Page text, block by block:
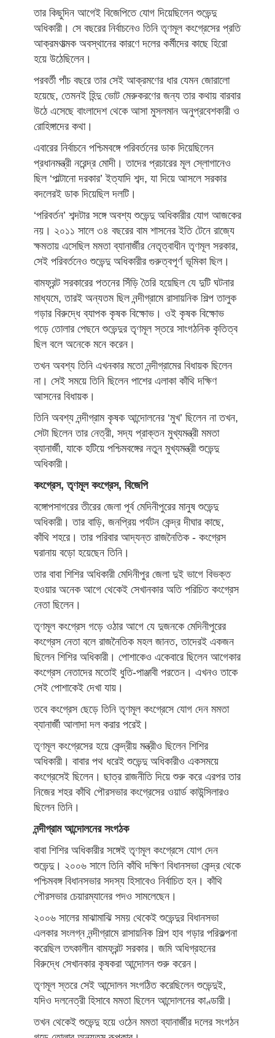
তার কিছুদিন আগেই বিজেপিতে যোগ দিয়েছিলেন শুভেন্দু
অধিকারী। সে বছরের নির্বাচনেও তিনি তৃণমূল কংগ্রেসের প্রতি
আক্রমণাত্মক অবস্থানের কারণে দলের কর্মীদের কাছে হিরো
হয়ে উঠেছিলেন।
পরবর্তী পাঁচ বছরে তার সেই আক্রমণের ধার যেমন জোরালো
হয়েছে, তেমনই হিন্দু ভোট মেরুকরণের জন্য তার কথায় বারবার
উঠে এসেছে বাংলাদেশ থেকে আসা মুসলমান অনুপ্রবেশকারী ও
রোহিঙ্গাদের কথা।
এবারের নির্বাচনে পশ্চিমবঙ্গে পরিবর্তনের ডাক দিয়েছিলেন
প্রধানমন্ত্রী নরেন্দ্র মোদী। তাদের প্রচারের মূল স্লোগানেও
ছিল ‘পাল্টানো দরকার’ ইত্যাদি শব্দ, যা দিয়ে আসলে সরকার
বদলেরই ডাক দিয়েছিল দলটি।
‘পরিবর্তন’ শব্দটার সঙ্গে অবশ্য শুভেন্দু অধিকারীর যোগ আজকের
নয়। ২০১১ সালে ৩৪ বছরের বাম শাসনের ইতি টেনে রাজ্যে
ক্ষমতায় এসেছিল মমতা ব্যানার্জীর নেতৃত্বাধীন তৃণমূল সরকার,
সেই পরিবর্তনেও শুভেন্দু অধিকারীর গুরুত্বপূর্ণ ভূমিকা ছিল।
বামফ্রন্ট সরকারের পতনের সিঁড়ি তৈরি হয়েছিল যে দুটি ঘটনার
মাধ্যমে, তারই অন্যতম ছিল নন্দীগ্রামে রাসায়নিক শিল্প তালুক
গড়ার বিরুদ্ধে ব্যাপক কৃষক বিক্ষোভ। ওই কৃষক বিক্ষোভ
গড়ে তোলার পেছনে শুভেন্দুর তৃণমূল স্তরে সাংগঠনিক কৃতিত্ব
ছিল বলে অনেকে মনে করেন।
তখন অবশ্য তিনি এখনকার মতো নন্দীগ্রামের বিধায়ক ছিলেন
না। সেই সময়ে তিনি ছিলেন পাশের এলাকা কাঁথি দক্ষিণ
আসনের বিধায়ক।
তিনি অবশ্য নন্দীগ্রাম কৃষক আন্দোলনের ‘মুখ’ ছিলেন না তখন,
সেটা ছিলেন তার নেত্রী, সদ্য প্রাক্তন মুখ্যমন্ত্রী মমতা
ব্যানার্জী, যাকে হটিয়ে পশ্চিমবঙ্গের নতুন মুখ্যমন্ত্রী শুভেন্দু
অধিকারী।
কংগ্রেস, তৃণমূল কংগ্রেস, বিজেপি
বঙ্গোপসাগরের তীরের জেলা পূর্ব মেদিনীপুরের মানুষ শুভেন্দু
অধিকারী। তার বাড়ি, জনপ্রিয় পর্যটন কেন্দ্র দীঘার কাছে,
কাঁথি শহরে। তার পরিবার আদ্যন্ত রাজনৈতিক - কংগ্রেস
ঘরানায় বড়ো হয়েছেন তিনি।
তার বাবা শিশির অধিকারী মেদিনীপুর জেলা দুই ভাগে বিভক্ত
হওয়ার অনেক আগে থেকেই সেখানকার অতি পরিচিত কংগ্রেস
নেতা ছিলেন।
তৃণমূল কংগ্রেস গড়ে ওঠার আগে যে দুজনকে মেদিনীপুরের
কংগ্রেস নেতা বলে রাজনৈতিক মহল জানত, তাদেরই একজন
ছিলেন শিশির অধিকারী। পোশাকেও একেবারে ছিলেন আগেকার
কংগ্রেস নেতাদের মতোই ধুতি-পাঞ্জাবী পরতেন। এখনও তাকে
সেই পোশাকেই দেখা যায়।
তবে কংগ্রেস ছেড়ে তিনি তৃণমূল কংগ্রেসে যোগ দেন মমতা
ব্যানার্জী আলাদা দল করার পরেই।
তৃণমূল কংগ্রেসের হয়ে কেন্দ্রীয় মন্ত্রীও ছিলেন শিশির
অধিকারী। বাবার পথ ধরেই শুভেন্দু অধিকারীও একসময়ে
কংগ্রেসেই ছিলেন। ছাত্র রাজনীতি দিয়ে শুরু করে এরপর তার
নিজের শহর কাঁথি পৌরসভার কংগ্রেসের ওয়ার্ড কাউন্সিলারও
ছিলেন তিনি।
নন্দীগ্রাম আন্দোলনের সংগঠক
বাবা শিশির অধিকারীর সঙ্গেই তৃণমূল কংগ্রেসে যোগ দেন
শুভেন্দু। ২০০৬ সালে তিনি কাঁথি দক্ষিণ বিধানসভা কেন্দ্র থেকে
পশ্চিমবঙ্গ বিধানসভার সদস্য হিসাবেও নির্বাচিত হন। কাঁথি
পৌরসভার চেয়ারম্যানের পদও সামলেছেন।
২০০৬ সালের মাঝামাঝি সময় থেকেই শুভেন্দুর বিধানসভা
এলকার সংলগ্ন নন্দীগ্রামে রাসায়নিক শিল্প হাব গড়ার পরিকল্পনা
করেছিল তৎকালীন বামফ্রন্ট সরকার। জমি অধিগ্রহনের
বিরুদ্ধে সেখানকার কৃষকরা আন্দোলন শুরু করেন।
তৃণমূল স্তরে সেই আন্দোলন সংগঠিত করেছিলেন শুভেন্দুই,
যদিও দলনেত্রী হিসাবে মমতা ছিলেন আন্দোলনের কাণ্ডারী।
তখন থেকেই শুভেন্দু হয়ে ওঠেন মমতা ব্যানার্জীর দলের সংগঠন